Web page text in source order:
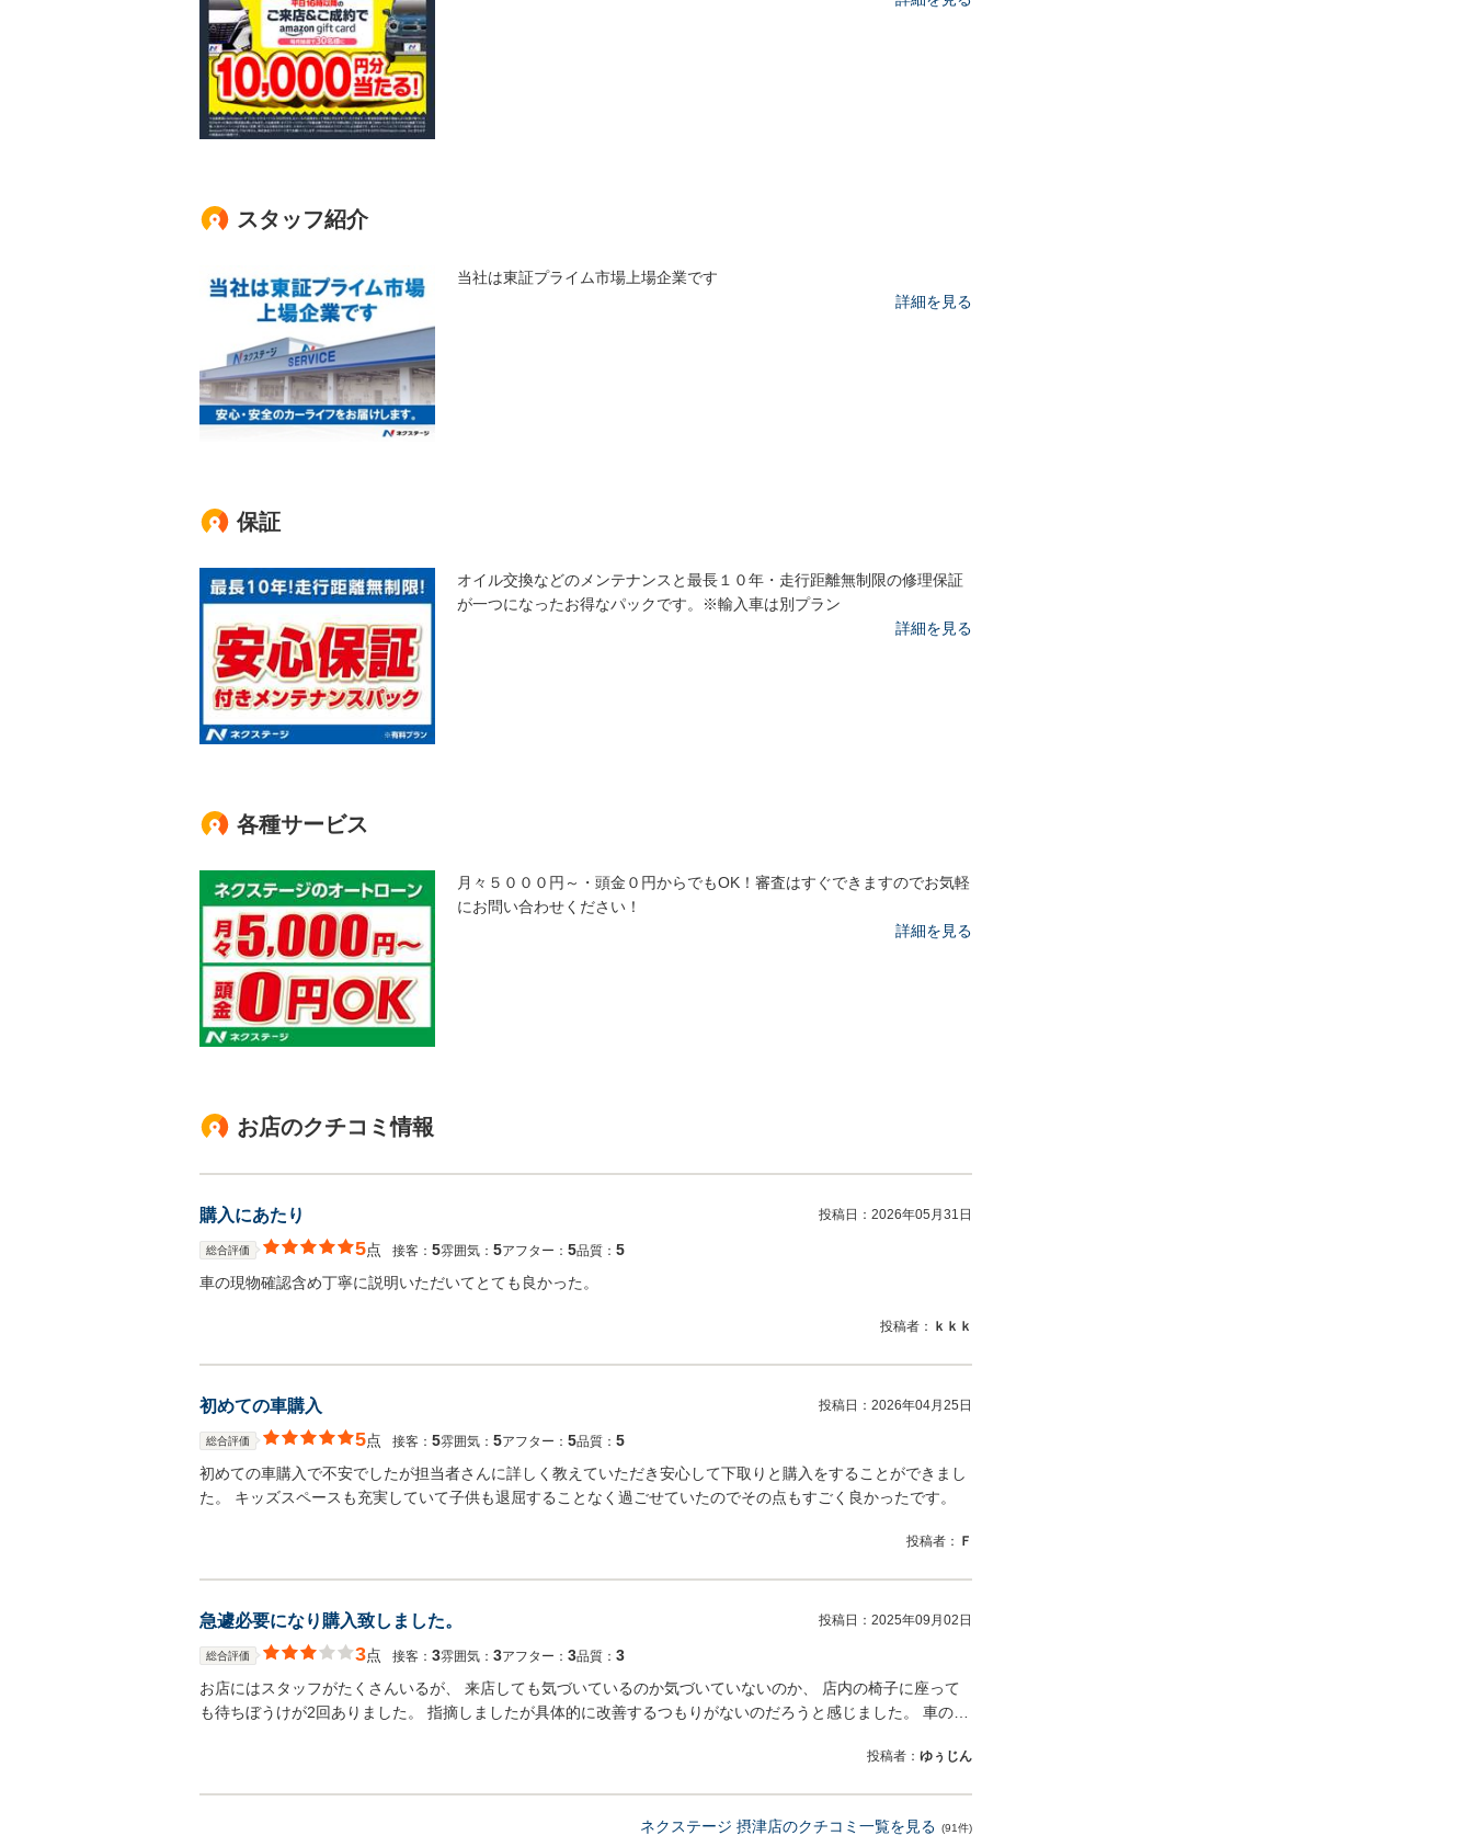
スタッフ紹介
当社は東証プライム市場上場企業です
詳細を見る
保証
オイル交換などのメンテナンスと最長１０年・走行距離無制限の修理保証
が一つになったお得なパックです。※輸入車は別プラン
詳細を見る
各種サービス
月々５０００円～・頭金０円からでもOK！審査はすぐできますのでお気軽
にお問い合わせください！
詳細を見る
お店のクチコミ情報
購入にあたり 投稿日： 2026年05月31日
総合評価 5点 接客： 5雰囲気： 5アフター： 5品質： 5
車の現物確認含め丁寧に説明いただいてとても良かった。
投稿者： ｋｋｋ
初めての車購入 投稿日： 2026年04月25日
総合評価 5点 接客： 5雰囲気： 5アフター： 5品質： 5
初めての車購入で不安でしたが担当者さんに詳しく教えていただき安心して下取りと購入をすることができまし
た。 キッズスペースも充実していて子供も退屈することなく過ごせていたのでその点もすごく良かったです。
投稿者： Ｆ
急遽必要になり購入致しました。 投稿日： 2025年09月02日
総合評価 3点 接客： 3雰囲気： 3アフター： 3品質： 3
お店にはスタッフがたくさんいるが、 来店しても気づいているのか気づいていないのか、 店内の椅子に座って
も待ちぼうけが2回ありました。 指摘しましたが具体的に改善するつもりがないのだろうと感じました。 車の…
投稿者： ゆぅじん
ネクステージ 摂津店のクチコミ一覧を見る (91件)